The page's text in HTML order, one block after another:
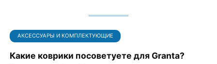
АКСЕССУАРЫ И КОМПЛЕКТУЮЩИЕ
Какие коврики посоветуете для Granta?